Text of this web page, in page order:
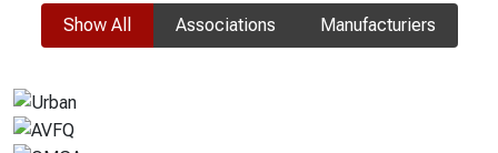
Show All Associations Manufacturiers